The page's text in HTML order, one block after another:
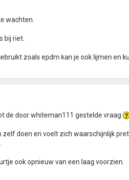
wachten.
bij riet.
zoals epdm kan je ook lijmen en
de door whiteman111 gestelde vraag
doen en voelt zich waarschijnlijk
ook opnieuw van een laag voorzien.